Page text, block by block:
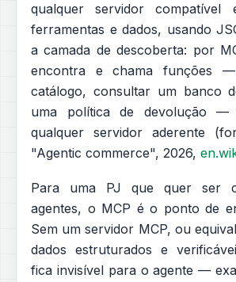
qualquer servidor compatível
ferramentas e dados, usando
a camada de descoberta: por
encontra e chama funções
catálogo, consultar um banco
uma política de devolução —
qualquer servidor aderente
"Agentic commerce", 2026,
Para uma PJ que quer ser
agentes, o MCP é o ponto de
Sem um servidor MCP, ou
dados estruturados e
fica invisível para o agente —